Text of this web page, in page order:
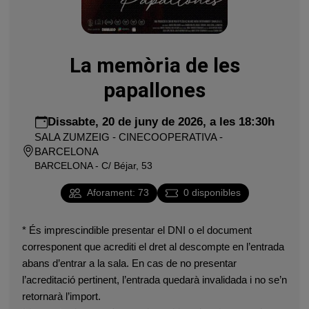
La memòria de les
papallones
Dissabte, 20 de juny de 2026, a les 18:30h
SALA ZUMZEIG - CINECOOPERATIVA -
BARCELONA
BARCELONA - C/ Béjar, 53
Aforament: 73 0 disponibles
* És imprescindible presentar el DNI o el document
corresponent que acrediti el dret al descompte en l’entrada
abans d’entrar a la sala. En cas de no presentar
l’acreditació pertinent, l’entrada quedarà invalidada i no se’n
retornarà l’import.